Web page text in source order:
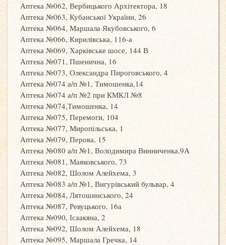
Аптека №062, Вербицького Архітектора, 18
Аптека №063, Кубанської України, 26
Аптека №064, Маршала Якубовського, 6
Аптека №066, Кирилівська, 116-а
Аптека №069, Харківське шосе, 144 В
Аптека №071, Пшенична, 16
Аптека №073, Олександра Пироговського, 4
Аптека №074 а/п №1, Тимошенка,14
Аптека №074 а/п №2 при КМКЛ №8
Аптека №074,Тимошенка, 14
Аптека №075, Перемоги, 104
Аптека №077, Миропільська, 1
Аптека №079, Перова, 15
Аптека №080 а/п №1, Володимира Винниченка,9А
Аптека №081, Маяковського, 73
Аптека №082, Шолом Алейхема, 3
Аптека №083 а/п №1, Вигурівський бульвар, 4
Аптека №084, Лятошинського, 24
Аптека №087, Ревуцького, 16а
Аптека №090, Ісаакяна, 2
Аптека №092, Шолом Алейхема, 18
Аптека №095, Маршала Гречка, 14